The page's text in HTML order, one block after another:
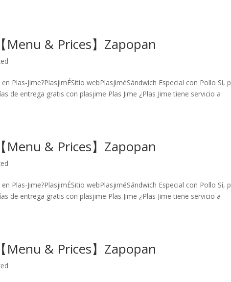
Menu & Prices】Zapopan
Plas-Jime?PlasjimÉSitio webPlasjiméSándwich Especial con Pollo Sí,
de entrega gratis con plasjime Plas Jime ¿Plas Jime tiene servicio a
Menu & Prices】Zapopan
Plas-Jime?PlasjimÉSitio webPlasjiméSándwich Especial con Pollo Sí,
de entrega gratis con plasjime Plas Jime ¿Plas Jime tiene servicio a
Menu & Prices】Zapopan